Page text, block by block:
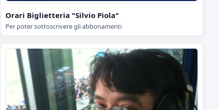
Orari Biglietteria "Silvio Piola"
Per poter sottoscrivere gli abbonamenti